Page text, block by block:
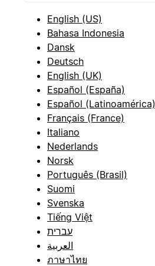
English (US)
Bahasa Indonesia
Dansk
Deutsch
English (UK)
Español (España)
Español (Latinoamérica)
Français (France)
Italiano
Nederlands
Norsk
Português (Brasil)
Suomi
Svenska
Tiếng Việt
עברית
العربية
ภาษาไทย